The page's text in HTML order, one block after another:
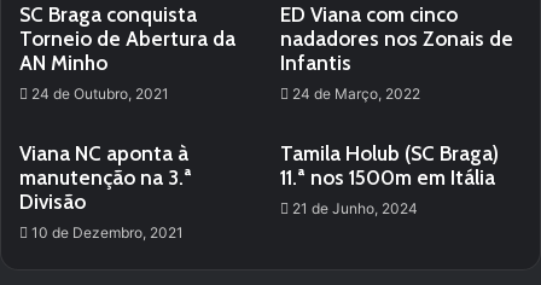
SC Braga conquista
Torneio de Abertura da
AN Minho
24 de Outubro, 2021
ED Viana com cinco
nadadores nos Zonais de
Infantis
24 de Março, 2022
Viana NC aponta à
manutenção na 3.ª
Divisão
10 de Dezembro, 2021
Tamila Holub (SC Braga)
11.ª nos 1500m em Itália
21 de Junho, 2024